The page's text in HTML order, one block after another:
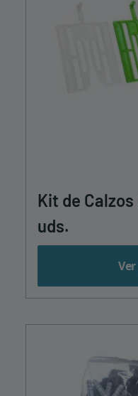
Kit de Calzos
uds.